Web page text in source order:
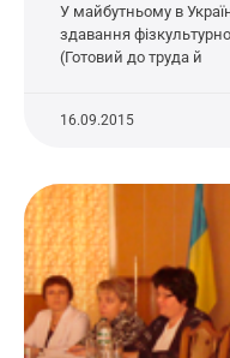
У майбутньому в
здавання
(Готовий до труда й
16.09.2015